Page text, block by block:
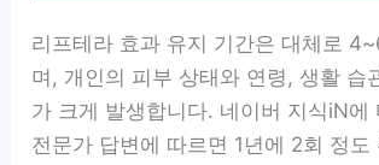
리프테라 효과 유지 기간은 대체로
며, 개인의 피부 상태와 연령, 생활 습
가 크게 발생합니다. 네이버 지식iN에
전문가 답변에 따르면 1년에 2회 정도